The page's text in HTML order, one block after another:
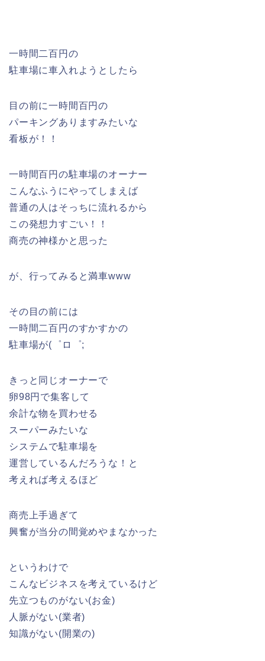
一時間二百円の
駐車場に車入れようとしたら
目の前に一時間百円の
パーキングありますみたいな
看板が！！
一時間百円の駐車場のオーナー
こんなふうにやってしまえば
普通の人はそっちに流れるから
この発想力すごい！！
商売の神様かと思った
が、行ってみると満車www
その目の前には
一時間二百円のすかすかの
駐車場が(゜ロ゜;
きっと同じオーナーで
卵98円で集客して
余計な物を買わせる
スーパーみたいな
システムで駐車場を
運営しているんだろうな！と
考えれば考えるほど
商売上手過ぎて
興奮が当分の間覚めやまなかった
というわけで
こんなビジネスを考えているけど
先立つものがない(お金)
人脈がない(業者)
知識がない(開業の)